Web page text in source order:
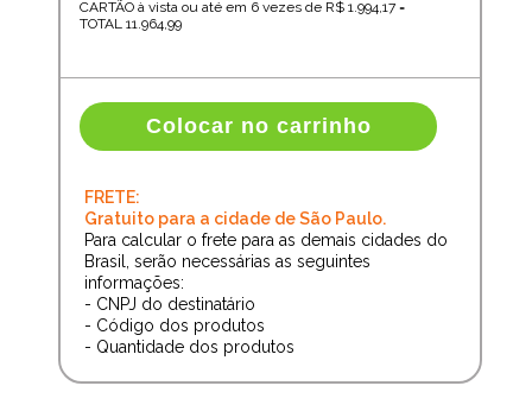
CARTÃO à vista ou até em 6 vezes de R$ 1.994,17=
TOTAL 11.964,99
Colocar no carrinho
FRETE:
Gratuito para a cidade de São Paulo.
Para calcular o frete para as demais cidades do
Brasil, serão necessárias as seguintes
informações:
- CNPJ do destinatário
- Código dos produtos
- Quantidade dos produtos